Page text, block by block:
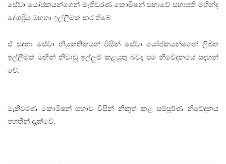
සේවා යෝජකයන්ගෙන් මැතිවරණ කොමිෂන් සභාවේ සභාපති මහින්ද
දේශප්‍රිය මහතා ඉල්ලීමක් කර තිබේ.
ඒ සඳහා සේවා නියුක්තිකයන් විසින් සේවා යෝජකයන්ගෙන් ලිඛිත
ඉල්ලීමක් මඟින් නිවාඩු ඉල්ලුම් කළයුතු බවද එම නිවේදනයේ සඳහන්
වේ.
මැතිවරණ කොමිෂන් සභාව විසින් නිකුත් කළ සම්පූර්ණ නිවේදනය
පහතින් දැක්වේ.